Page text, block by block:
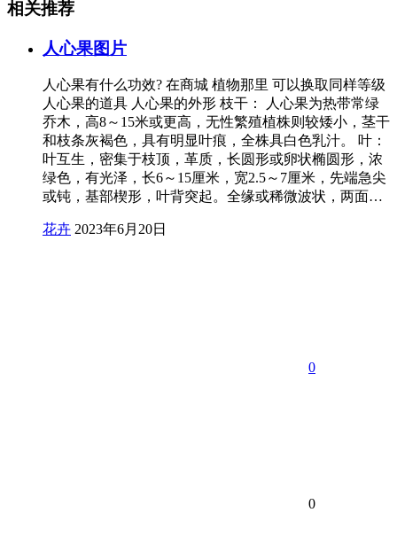
相关推荐
人心果图片
人心果有什么功效? 在商城 植物那里 可以换取同样等级
人心果的道具 人心果的外形 枝干： 人心果为热带常绿
乔木，高8～15米或更高，无性繁殖植株则较矮小，茎干
和枝条灰褐色，具有明显叶痕，全株具白色乳汁。 叶：
叶互生，密集于枝顶，革质，长圆形或卵状椭圆形，浓
绿色，有光泽，长6～15厘米，宽2.5～7厘米，先端急尖
或钝，基部楔形，叶背突起。全缘或稀微波状，两面…
花卉 2023年6月20日
0
0